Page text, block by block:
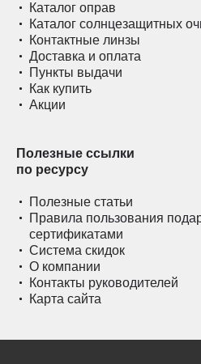
Каталог оправ
Каталог солнцезащитных
Контактные линзы
Доставка и оплата
Пункты выдачи
Как купить
Акции
Полезные ссылки
по ресурсу
Полезные статьи
Правила пользования
сертификатами
Система скидок
О компании
Контакты руководителей
Карта сайта